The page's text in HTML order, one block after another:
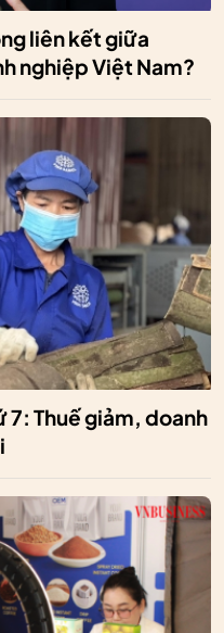
liên kết giữa
nghiệp Việt Nam?
7: Thuế giảm, doanh